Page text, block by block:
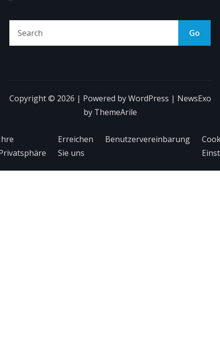
Go
Copyright © 2026 | Powered byWordPress | NewsExo
by ThemeArile
Erreichen
Sie uns
Benutzervereinbarung